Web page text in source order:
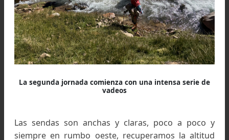
Inicio en el refugio Ski Club de
Barreal con numerosos cruces
de ríos
Refugio del Ski Club de Barreal. Antes
porque partiríamos de un lugar y saldríamos
otro sin transporte público entre ambos: el